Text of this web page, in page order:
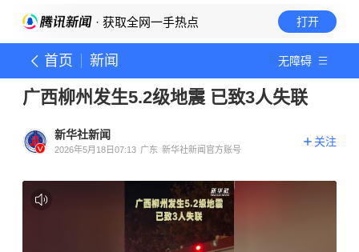
· 获取全网一手热点 打开
首页 新闻 无障碍
广西柳州发生5.2级地震 已致3人失联
新华社新闻
2026年5月18日07:13 广东 新华社新闻官方账号
关注